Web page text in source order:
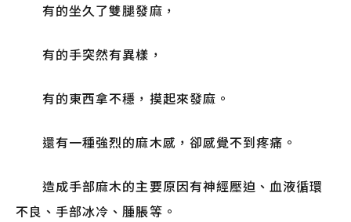
有的坐久了雙腿發麻，
有的手突然有異樣，
有的東西拿不穩，摸起來發麻。
還有一種強烈的麻木感，卻感覺不到疼痛。
造成手部麻木的主要原因有神經壓迫、血液循環
不良、手部冰冷、腫脹等。